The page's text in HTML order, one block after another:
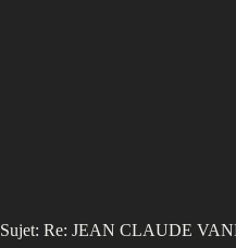
Sujet: Re: JEAN CLAUDE